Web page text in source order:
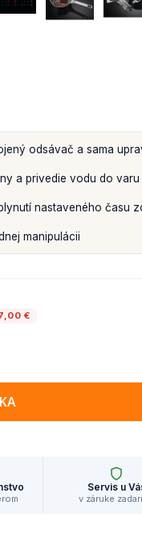
odsávač a sama
a privedie vodu do varu
nastaveného času
manipulácii
€
Servis u
v záruke